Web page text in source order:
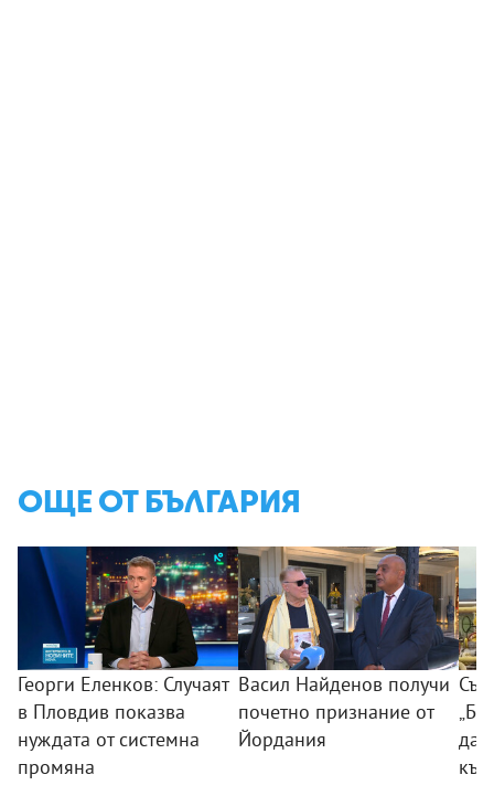
ОЩЕ ОТ БЪЛГАРИЯ
Георги Еленков: Случаят
в Пловдив показва
нуждата от системна
промяна
Васил Найденов получи
почетно признание от
Йордания